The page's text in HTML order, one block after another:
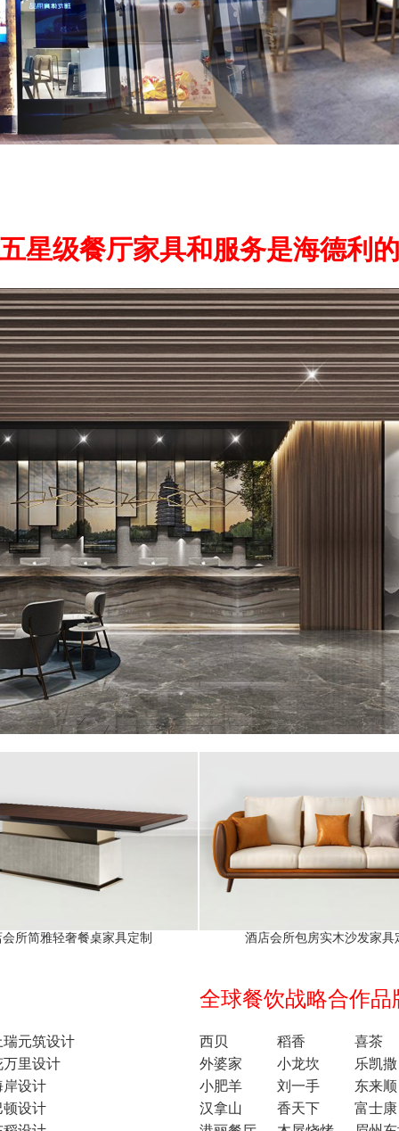
星级餐厅家具和服务是海德利
所简雅轻奢餐桌家具定制 酒店会所包房实木沙发家具
瑞元筑设计
万里设计
岸设计
顿设计
全球餐饮战略合作品
西贝 稻香
喜茶
外婆家
小龙坎
乐凯撒
小肥羊
刘一手
东来顺
汉拿山
香天下
富士康